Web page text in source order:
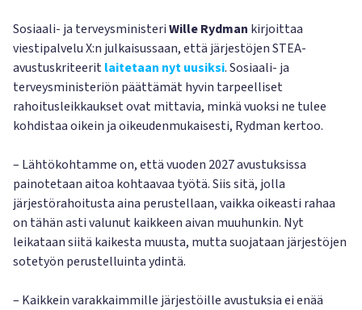
Sosiaali- ja terveysministeriWille Rydman kirjoittaa
viestipalvelu X:n julkaisussaan, että järjestöjen STEA-
avustuskriteeritlaitetaan nyt uusiksi. Sosiaali- ja
terveysministeriön päättämät hyvin tarpeelliset
rahoitusleikkaukset ovat mittavia, minkä vuoksi ne tulee
kohdistaa oikein ja oikeudenmukaisesti, Rydman kertoo.
– Lähtökohtamme on, että vuoden 2027 avustuksissa
painotetaan aitoa kohtaavaa työtä. Siis sitä, jolla
järjestörahoitusta aina perustellaan, vaikka oikeasti rahaa
on tähän asti valunut kaikkeen aivan muuhunkin. Nyt
leikataan siitä kaikesta muusta, mutta suojataan järjestöjen
sotetyön perustelluinta ydintä.
– Kaikkein varakkaimmille järjestöille avustuksia ei enää